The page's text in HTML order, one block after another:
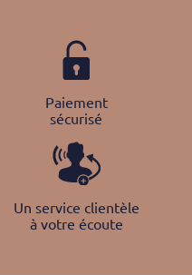
Paiement
sécurisé
Un service clientèle
à votre écoute